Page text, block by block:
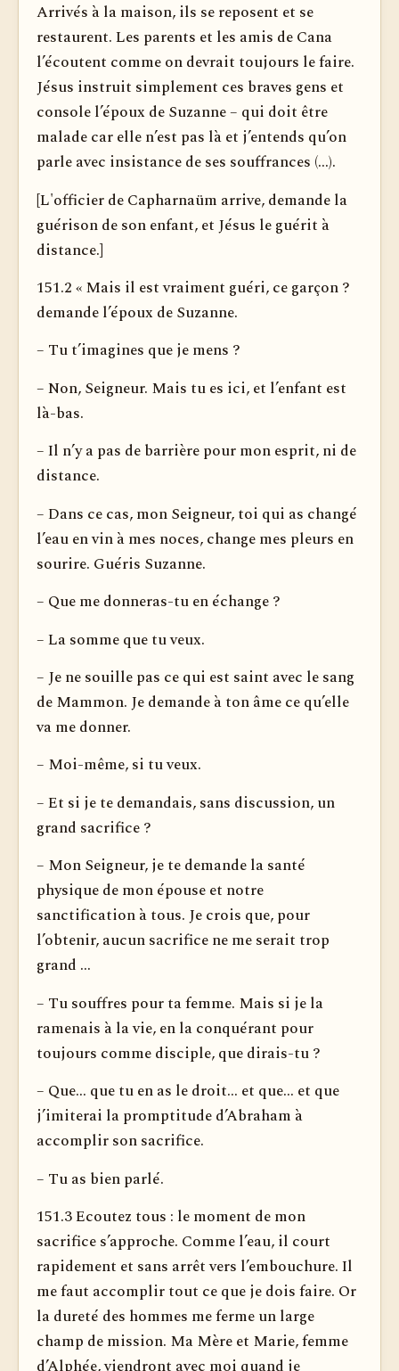
Arrivés à la maison, ils se reposent et se
restaurent. Les parents et les amis de Cana
l’écoutent comme on devrait toujours le faire.
Jésus instruit simplement ces braves gens et
console l’époux de Suzanne – qui doit être
malade car elle n’est pas là et j’entends qu’on
parle avec insistance de ses souffrances (...).
[L'officier de Capharnaüm arrive, demande la
guérison de son enfant, et Jésus le guérit à
distance.]
151.2 « Mais il est vraiment guéri, ce garçon ?
demande l’époux de Suzanne.
– Tu t’imagines que je mens ?
– Non, Seigneur. Mais tu es ici, et l’enfant est
là-bas.
– Il n’y a pas de barrière pour mon esprit, ni de
distance.
– Dans ce cas, mon Seigneur, toi qui as changé
l’eau en vin à mes noces, change mes pleurs en
sourire. Guéris Suzanne.
– Que me donneras-tu en échange ?
– La somme que tu veux.
– Je ne souille pas ce qui est saint avec le sang
de Mammon. Je demande à ton âme ce qu’elle
va me donner.
– Moi-même, si tu veux.
– Et si je te demandais, sans discussion, un
grand sacrifice ?
– Mon Seigneur, je te demande la santé
physique de mon épouse et notre
sanctification à tous. Je crois que, pour
l’obtenir, aucun sacrifice ne me serait trop
grand ...
– Tu souffres pour ta femme. Mais si je la
ramenais à la vie, en la conquérant pour
toujours comme disciple, que dirais-tu ?
– Que... que tu en as le droit... et que... et que
j’imiterai la promptitude d’Abraham à
accomplir son sacrifice.
– Tu as bien parlé.
151.3 Ecoutez tous : le moment de mon
sacrifice s’approche. Comme l’eau, il court
rapidement et sans arrêt vers l’embouchure. Il
me faut accomplir tout ce que je dois faire. Or
la dureté des hommes me ferme un large
champ de mission. Ma Mère et Marie, femme